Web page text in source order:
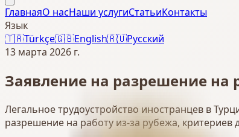
ГлавнаяО насНаши услугиСтатьиКонтакты
Язык
🇹🇷Türkçe🇬🇧English🇷🇺Русский
13 марта 2026 г.
Заявление на разрешение на
Легальное трудоустройство иностранцев в
разрешение на работу из-за рубежа,